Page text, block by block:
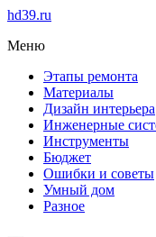
hd39.ru
Меню
Этапы ремонта
Материалы
Дизайн интерьера
Инженерные
Инструменты
Бюджет
Ошибки и советы
Умный дом
Разное